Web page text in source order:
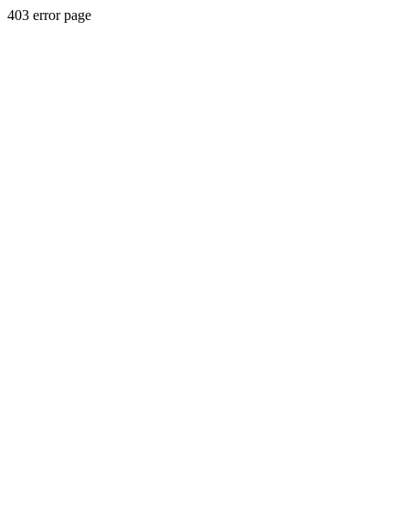
403 error page